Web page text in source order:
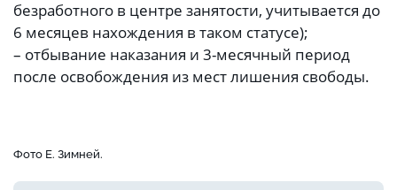
безработного в центре занятости, учитывается до
6 месяцев нахождения в таком статусе);
– отбывание наказания и 3-месячный период
после освобождения из мест лишения свободы.
Фото Е. Зимней.